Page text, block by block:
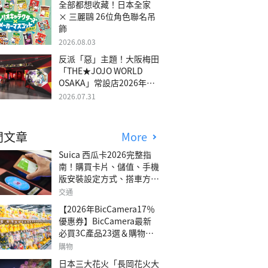
全部都想收藏！日本全家
× 三麗鷗 26位角色聯名吊
飾
2026.08.03
反派「惡」主題！大阪梅田
「THE★JOJO WORLD
OSAKA」常設店2026年冬
季開幕
2026.07.31
章 More
Suica 西瓜卡2026完整指
南！購買卡片、儲值、手機
版安裝設定方式、搭車方
法、常見問題解答！
交通
【2026年BicCamera17％
優惠券】BicCamera最新
必買3C產品23選＆購物攻
略
購物
日本三大花火「長岡花火大